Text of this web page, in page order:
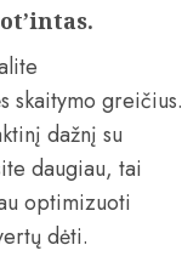
skaitymo greičius.
dažnį su
daugiau, tai
optimizuoti
dėti.